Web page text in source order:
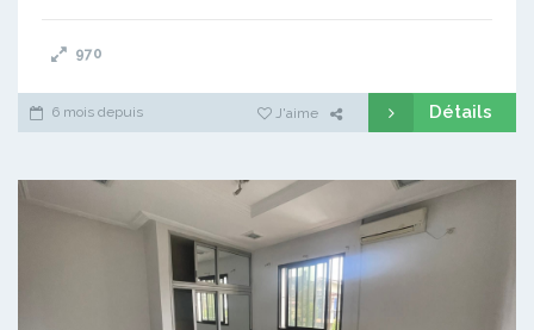
970
6 mois depuis J'aime Détails